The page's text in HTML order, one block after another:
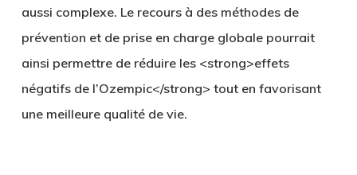
aussi complexe. Le recours à des méthodes de
prévention et de prise en charge globale pourrait
ainsi permettre de réduire les <strong>effets
négatifs de l’Ozempic</strong> tout en favorisant
une meilleure qualité de vie.